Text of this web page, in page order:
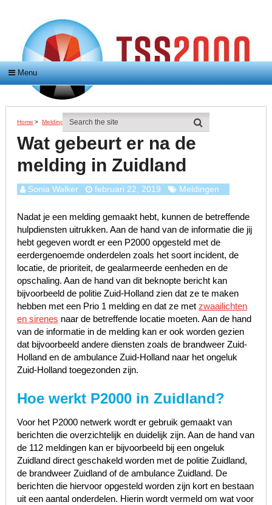
Menu
Home > Meldingen > Wat Gebeurt Er Na De Melding In Zuidland
Wat gebeurt er na de
melding in Zuidland
Sonia Walker februari 22, 2019 Meldingen
Nadat je een melding gemaakt hebt, kunnen de betreffende
hulpdiensten uitrukken. Aan de hand van de informatie die jij
hebt gegeven wordt er een P2000 opgesteld met de
eerdergenoemde onderdelen zoals het soort incident, de
locatie, de prioriteit, de gealarmeerde eenheden en de
opschaling. Aan de hand van dit beknopte bericht kan
bijvoorbeeld de politie Zuid-Holland zien dat ze te maken
hebben met een Prio 1 melding en dat ze met zwaailichten
en sirenes naar de betreffende locatie moeten. Aan de hand
van de informatie in de melding kan er ook worden gezien
dat bijvoorbeeld andere diensten zoals de brandweer Zuid-
Holland en de ambulance Zuid-Holland naar het ongeluk
Zuid-Holland toegezonden zijn.
Hoe werkt P2000 in Zuidland?
Voor het P2000 netwerk wordt er gebruik gemaakt van
berichten die overzichtelijk en duidelijk zijn. Aan de hand van
de 112 meldingen kan er bijvoorbeeld bij een ongeluk
Zuidland direct geschakeld worden met de politie Zuidland,
de brandweer Zuidland of de ambulance Zuidland. De
berichten die hiervoor opgesteld worden zijn kort en bestaan
uit een aantal onderdelen. Hierin wordt vermeld om wat voor